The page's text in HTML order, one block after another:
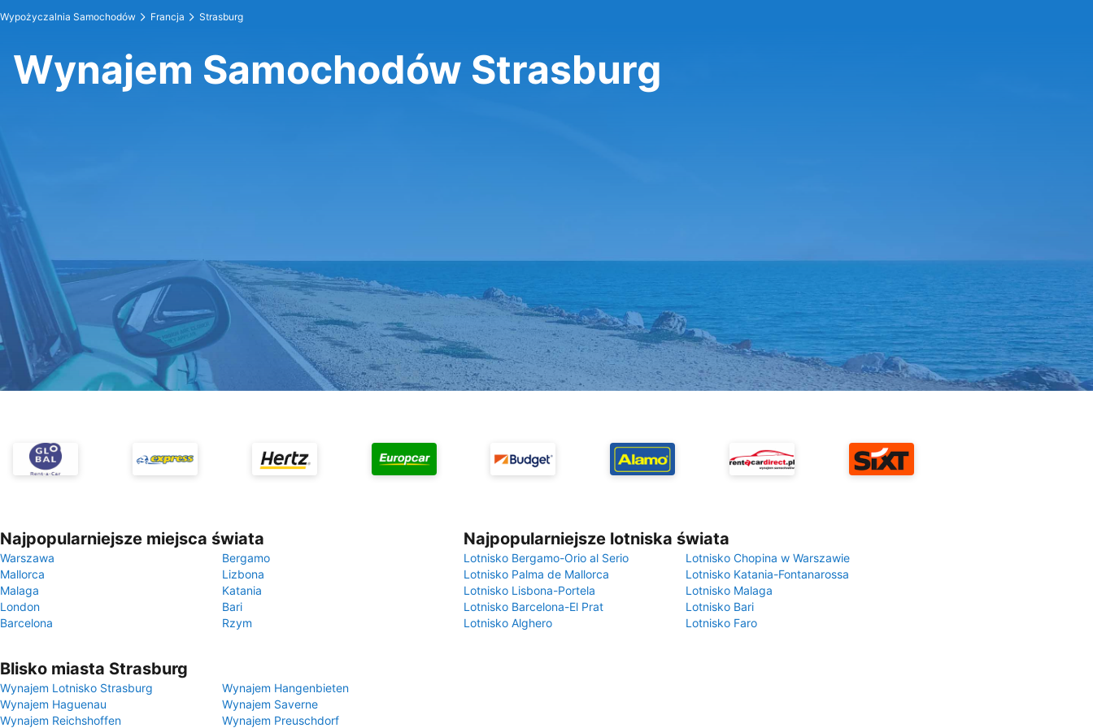
Wypożyczalnia Samochodów Francja Strasburg
Wynajem Samochodów Strasburg
Najpopularniejsze miejsca świata
Warszawa
Bergamo
Mallorca
Lizbona
Malaga
Katania
London
Bari
Barcelona
Rzym
Najpopularniejsze lotniska świata
Lotnisko Bergamo-Orio al Serio
Lotnisko Chopina w Warszawie
Lotnisko Palma de Mallorca
Lotnisko Katania-Fontanarossa
Lotnisko Lisbona-Portela
Lotnisko Malaga
Lotnisko Barcelona-El Prat
Lotnisko Bari
Lotnisko Alghero
Lotnisko Faro
Blisko miasta Strasburg
Wynajem Lotnisko Strasburg
Wynajem Hangenbieten
Wynajem Haguenau
Wynajem Saverne
Wynajem Reichshoffen
Wynajem Preuschdorf